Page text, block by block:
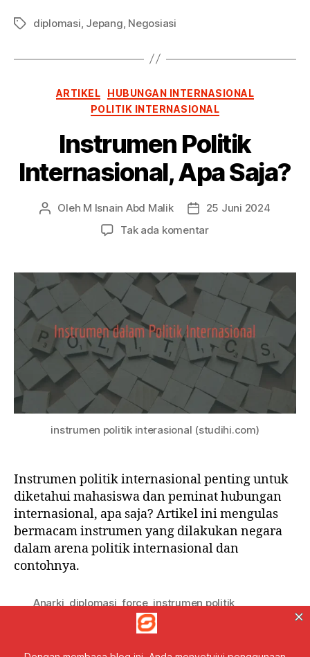
Tag diplomasi Jepang Negosiasi
Kategori
ARTIKEL
HUBUNGAN INTERNASIONAL
POLITIK INTERNASIONAL
Instrumen Politik
Internasional, Apa Saja?
Penulis
Oleh M Isnain Abd Malik
Tanggal
25 Juni 2024
Tak ada komentarpada
Internasional,
Apa
instrumen politik interasional (studihi.com)
Instrumen politik internasional penting untuk
diketahui mahasiswa dan peminat hubungan
internasional, apa saja? Artikel ini mengulas
bermacam instrumen yang dilakukan negara
dalam arena politik internasional dan
contohnya.
Anarki diplomasi ,force, instrumen politik
keseimbangan kekuatan